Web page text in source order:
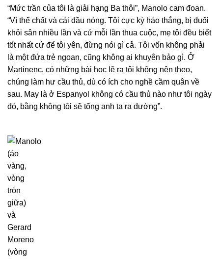
“Mức trần của tôi là giải hạng Ba thôi”, Manolo cam đoan.
“Vì thể chất và cái đầu nóng. Tôi cực kỳ háo thắng, bị đuổi
khỏi sân nhiều lần và cứ mỗi lần thua cuộc, mẹ tôi đều biết
tốt nhất cứ để tôi yên, đừng nói gì cả. Tôi vốn không phải
là một đứa trẻ ngoan, cũng không ai khuyên bảo gì. Ở
Martinenc, có những bài học lẽ ra tôi không nên theo,
chúng làm hư cầu thủ, dù có ích cho nghề cầm quân về
sau. May là ở Espanyol không có cầu thủ nào như tôi ngày
đó, bằng không tôi sẽ tống anh ta ra đường”.